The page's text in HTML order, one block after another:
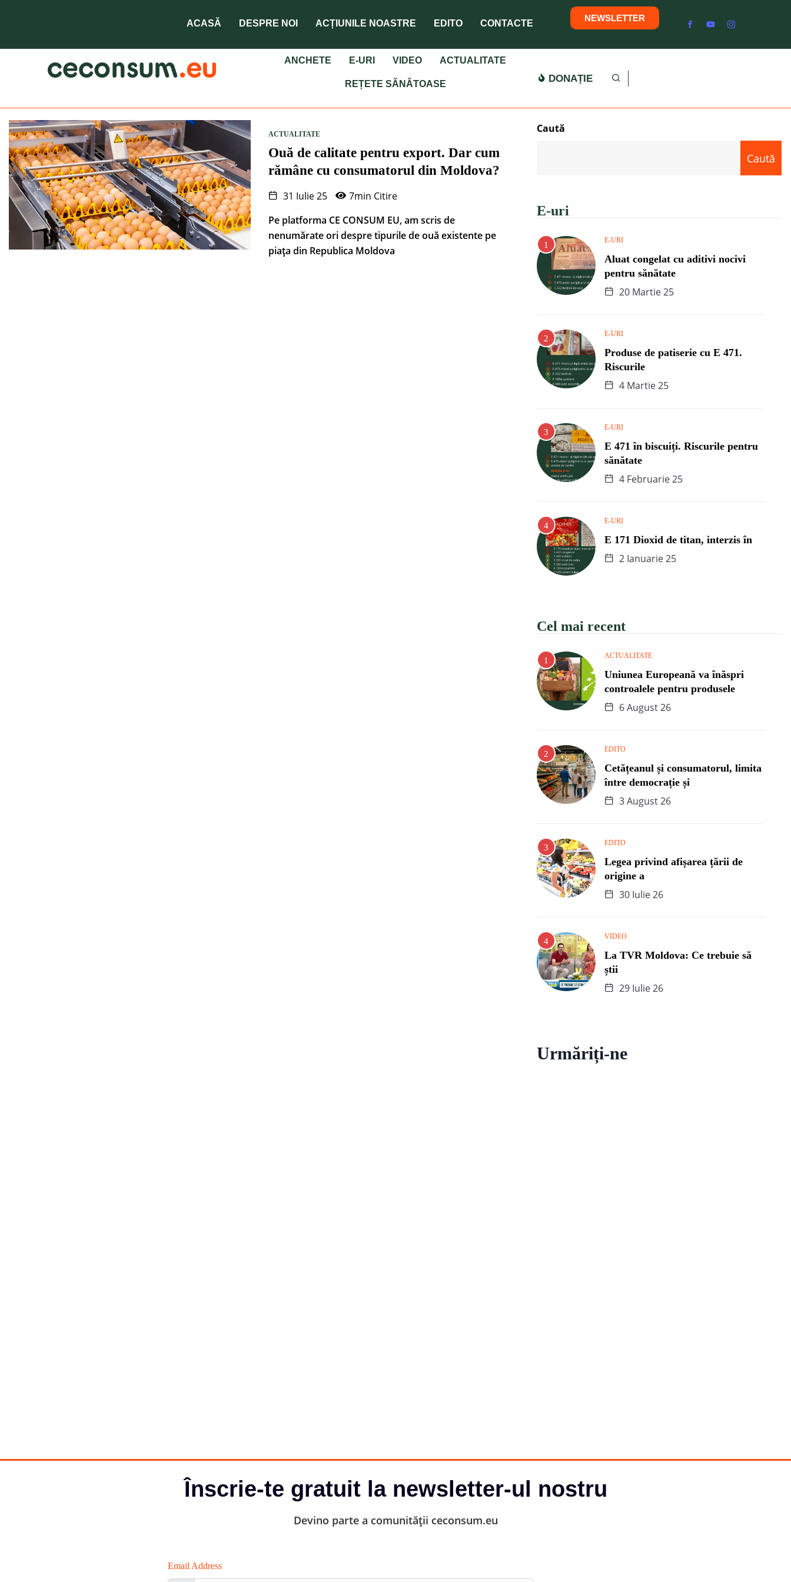
ACASĂ DESPRE NOI ACȚIUNILE NOASTRE EDITO CONTACTE
NEWSLETTER
ANCHETE E-URI VIDEO ACTUALITATE
REȚETE SĂNĂTOASE DONAȚIE
ACTUALITATE
Ouă de calitate pentru export. Dar cum
rămâne cu consumatorul din Moldova?
31 Iulie 25
7min Citire
Pe platforma CE CONSUM EU, am scris de
nenumărate ori despre tipurile de ouă existente pe
piața din Republica Moldova
Caută
Caută
E-uri
E-URI
Aluat congelat cu aditivi nocivi
pentru sănătate
20 Martie 25
E-URI
Produse de patiserie cu E 471.
Riscurile
4 Martie 25
E-URI
E 471 în biscuiți. Riscurile pentru
sănătate
4 Februarie 25
E-URI
E 171 Dioxid de titan, interzis în
2 Ianuarie 25
Cel mai recent
ACTUALITATE
Uniunea Europeană va înăspri
controalele pentru produsele
6 August 26
EDITO
Cetățeanul și consumatorul, limita
între democrație și
3 August 26
EDITO
Legea privind afișarea țării de
origine a
30 Iulie 26
VIDEO
La TVR Moldova: Ce trebuie să
știi
29 Iulie 26
Urmăriți-ne
Înscrie-te gratuit la newsletter-ul nostru
Devino parte a comunității ceconsum.eu
Email Address